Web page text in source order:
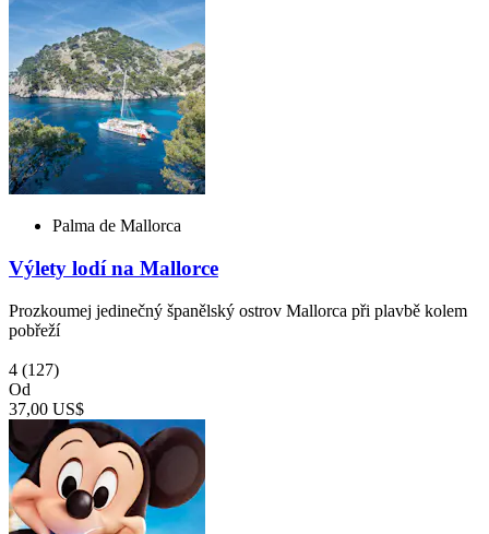
Palma de Mallorca
Výlety lodí na Mallorce
Prozkoumej jedinečný španělský ostrov Mallorca při plavbě kolem
pobřeží
4 (127)
Od
37,00 US$